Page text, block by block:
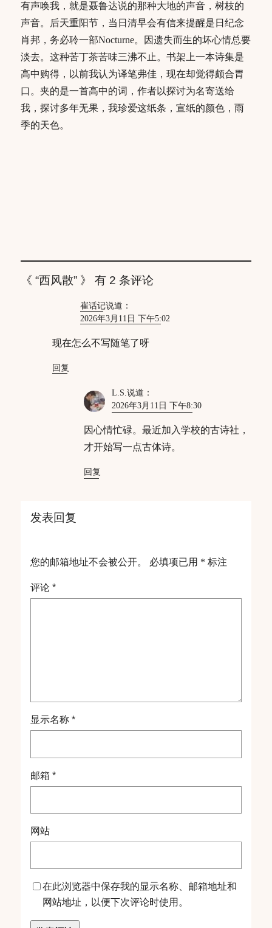
有声唤我，就是聂鲁达说的那种大地的声音，树枝的
声音。后天重阳节，当日清早会有信来提醒是日纪念
肖邦，务必聆一部Nocturne。因遗失而生的坏心情总要
淡去。这种苦丁茶苦味三沸不止。书架上一本诗集是
高中购得，以前我认为译笔弗佳，现在却觉得颇合胃
口。夹的是一首高中的词，作者以探讨为名寄送给
我，探讨多年无果，我珍爱这纸条，宣纸的颜色，雨
季的天色。
《 “西风散” 》 有 2 条评论
崔话记说道：
2026年3月11日 下午5:02
现在怎么不写随笔了呀
回复
L.S.说道：
2026年3月11日 下午8:30
因心情忙碌。最近加入学校的古诗社，
才开始写一点古体诗。
回复
发表回复
您的邮箱地址不会被公开。 必填项已用 * 标注
评论 *
显示名称 *
邮箱 *
网站
在此浏览器中保存我的显示名称、邮箱地址和
网站地址，以便下次评论时使用。